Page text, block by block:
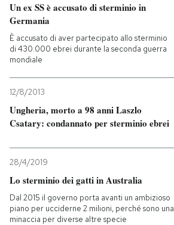
Un ex SS è accusato di sterminio in
Germania
È accusato di aver partecipato allo sterminio
di 430.000 ebrei durante la seconda guerra
mondiale
12/8/2013
Ungheria, morto a 98 anni Laszlo
Csatary: condannato per sterminio ebrei
28/4/2019
Lo sterminio dei gatti in Australia
Dal 2015 il governo porta avanti un ambizioso
piano per ucciderne 2 milioni, perché sono una
minaccia per diverse altre specie